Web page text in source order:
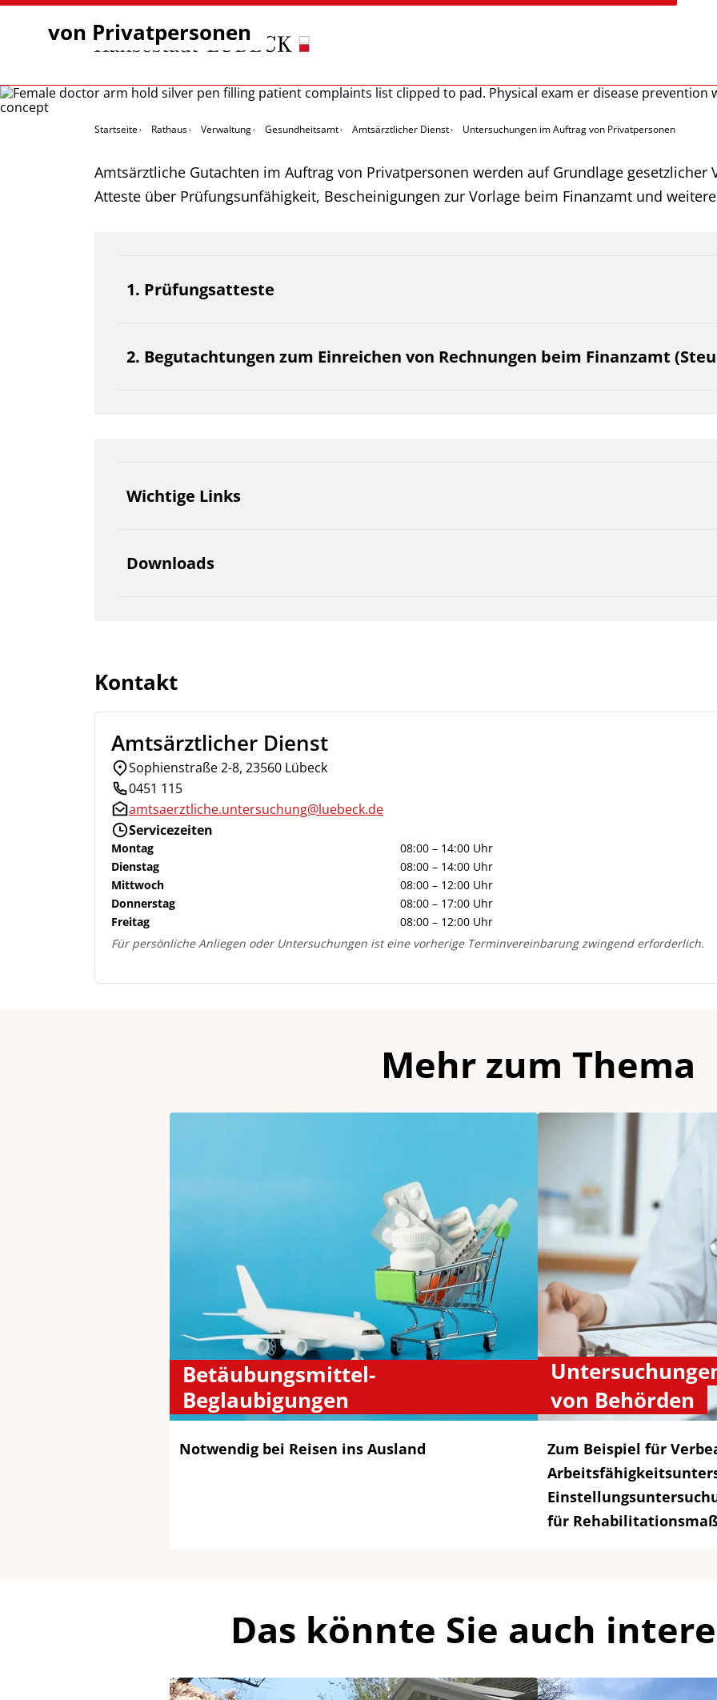
von Privatpersonen
Startseite Rathaus Verwaltung Gesundheitsamt Amtsärztlicher Dienst Untersuchungen im Auftrag von Privatpersonen
Amtsärztliche Gutachten im Auftrag von Privatpersonen werden auf Grundlage
Atteste über Prüfungsunfähigkeit, Bescheinigungen zur Vorlage beim Finanzamt und
1. Prüfungsatteste
2. Begutachtungen zum Einreichen von Rechnungen beim Finanzamt
Wichtige Links
Downloads
Kontakt
Amtsärztlicher Dienst
Sophienstraße 2-8, 23560 Lübeck
0451 115
amtsaerztliche.untersuchung@luebeck.de
Servicezeiten
Montag
08:00 – 14:00 Uhr
Dienstag
08:00 – 14:00 Uhr
Mittwoch
08:00 – 12:00 Uhr
Donnerstag
08:00 – 17:00 Uhr
Freitag
08:00 – 12:00 Uhr
Für persönliche Anliegen oder Untersuchungen ist eine vorherige Terminvereinbarung zwingend erforderlich.
Mehr zum Thema
Betäubungsmittel-
Beglaubigungen
Notwendig bei Reisen ins Ausland
von Behörden
Zum Beispiel für
für
Das könnte Sie auch